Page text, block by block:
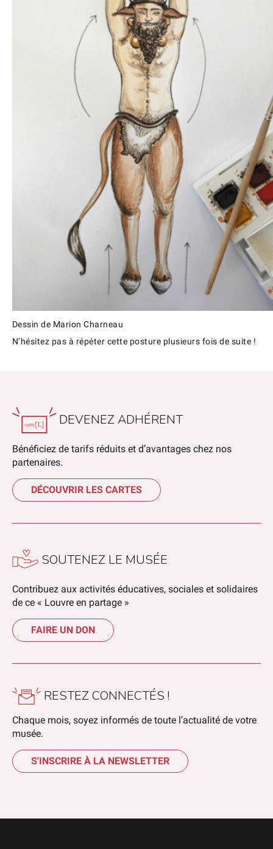
Dessin de Marion Charneau
N’hésitez pas à répéter cette posture plusieurs fois de suite !
DEVENEZ ADHÉRENT
Bénéficiez de tarifs réduits et d’avantages chez nos
partenaires.
DÉCOUVRIR LES CARTES
SOUTENEZ LE MUSÉE
Contribuez aux activités éducatives, sociales et solidaires
de ce « Louvre en partage »
FAIRE UN DON
RESTEZ CONNECTÉS !
Chaque mois, soyez informés de toute l’actualité de votre
musée.
S'INSCRIRE À LA NEWSLETTER